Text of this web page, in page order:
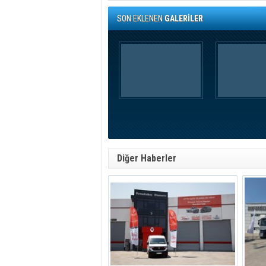
SON EKLENENGALERİLER
Diğer Haberler